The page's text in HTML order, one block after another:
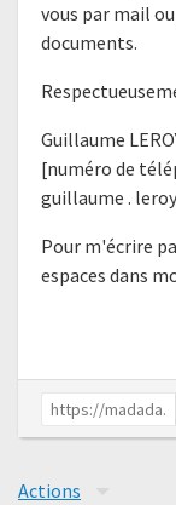
vous par mail
documents.
Guillaume
[numéro de
guillaume .
Pour m'écrire
espaces dans
Actions